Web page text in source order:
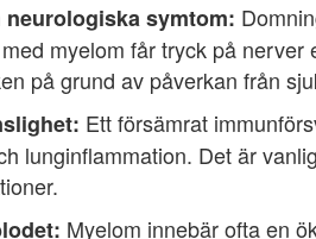
symtom:
myelom får tryck på
på grund av påverkan från
Ett försämrat
lunginflammation. Det är
Myelom innebär ofta en